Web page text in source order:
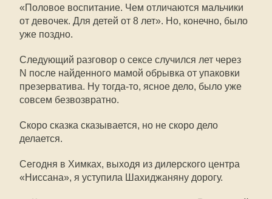
«Половое воспитание. Чем отличаются мальчики
от девочек. Для детей от 8 лет». Но, конечно, было
уже поздно.
Следующий разговор о сексе случился лет через
N после найденного мамой обрывка от упаковки
презерватива. Ну тогда-то, ясное дело, было уже
совсем безвозвратно.
Скоро сказка сказывается, но не скоро дело
делается.
Сегодня в Химках, выходя из дилерского центра
«Ниссана», я уступила Шахиджаняну дорогу.